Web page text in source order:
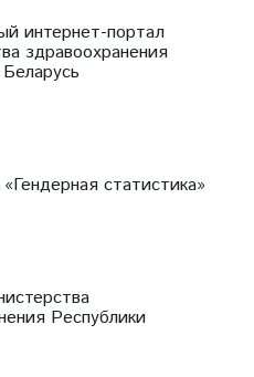
интернет-портал
здравоохранения
статистика»
Республики